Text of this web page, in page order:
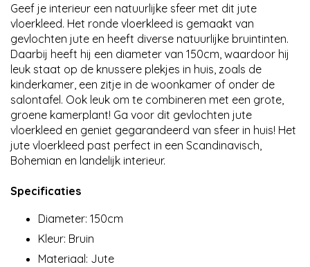
Geef je interieur een natuurlijke sfeer met dit jute
vloerkleed. Het ronde vloerkleed is gemaakt van
gevlochten jute en heeft diverse natuurlijke bruintinten.
Daarbij heeft hij een diameter van 150cm, waardoor hij
leuk staat op de knussere plekjes in huis, zoals de
kinderkamer, een zitje in de woonkamer of onder de
salontafel. Ook leuk om te combineren met een grote,
groene kamerplant! Ga voor dit gevlochten jute
vloerkleed en geniet gegarandeerd van sfeer in huis! Het
jute vloerkleed past perfect in een Scandinavisch,
Bohemian en landelijk interieur.
Specificaties
Diameter: 150cm
Kleur: Bruin
Materiaal: Jute